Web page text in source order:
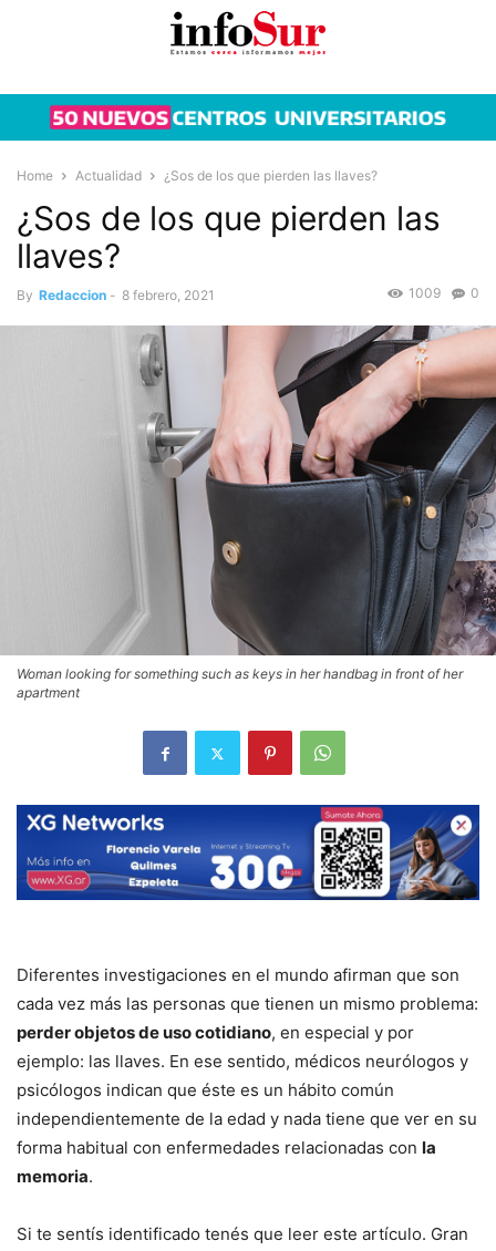
Home Actualidad ¿Sos de los que pierden las llaves?
¿Sos de los que pierden las
llaves?
By Redaccion - 8 febrero, 2021 0
1009
Woman looking for something such as keys in her handbag in front of her
apartment
Diferentes investigaciones en el mundo afirman que son
cada vez más las personas que tienen un mismo problema:
perder objetos de uso cotidiano, en especial y por
ejemplo: las llaves. En ese sentido, médicos neurólogos y
psicólogos indican que éste es un hábito común
independientemente de la edad y nada tiene que ver en su
forma habitual con enfermedades relacionadas con la
memoria.
Si te sentís identificado tenés que leer este artículo. Gran